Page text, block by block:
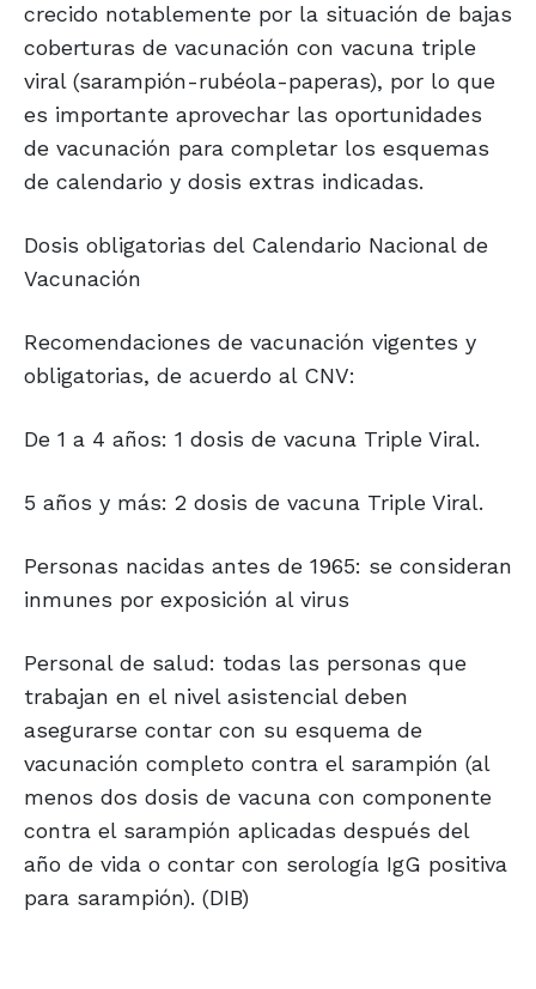
crecido notablemente por la situación de bajas
coberturas de vacunación con vacuna triple
viral (sarampión-rubéola-paperas), por lo que
es importante aprovechar las oportunidades
de vacunación para completar los esquemas
de calendario y dosis extras indicadas.
Dosis obligatorias del Calendario Nacional de
Vacunación
Recomendaciones de vacunación vigentes y
obligatorias, de acuerdo al CNV:
De 1 a 4 años: 1 dosis de vacuna Triple Viral.
5 años y más: 2 dosis de vacuna Triple Viral.
Personas nacidas antes de 1965: se consideran
inmunes por exposición al virus
Personal de salud: todas las personas que
trabajan en el nivel asistencial deben
asegurarse contar con su esquema de
vacunación completo contra el sarampión (al
menos dos dosis de vacuna con componente
contra el sarampión aplicadas después del
año de vida o contar con serología IgG positiva
para sarampión). (DIB)